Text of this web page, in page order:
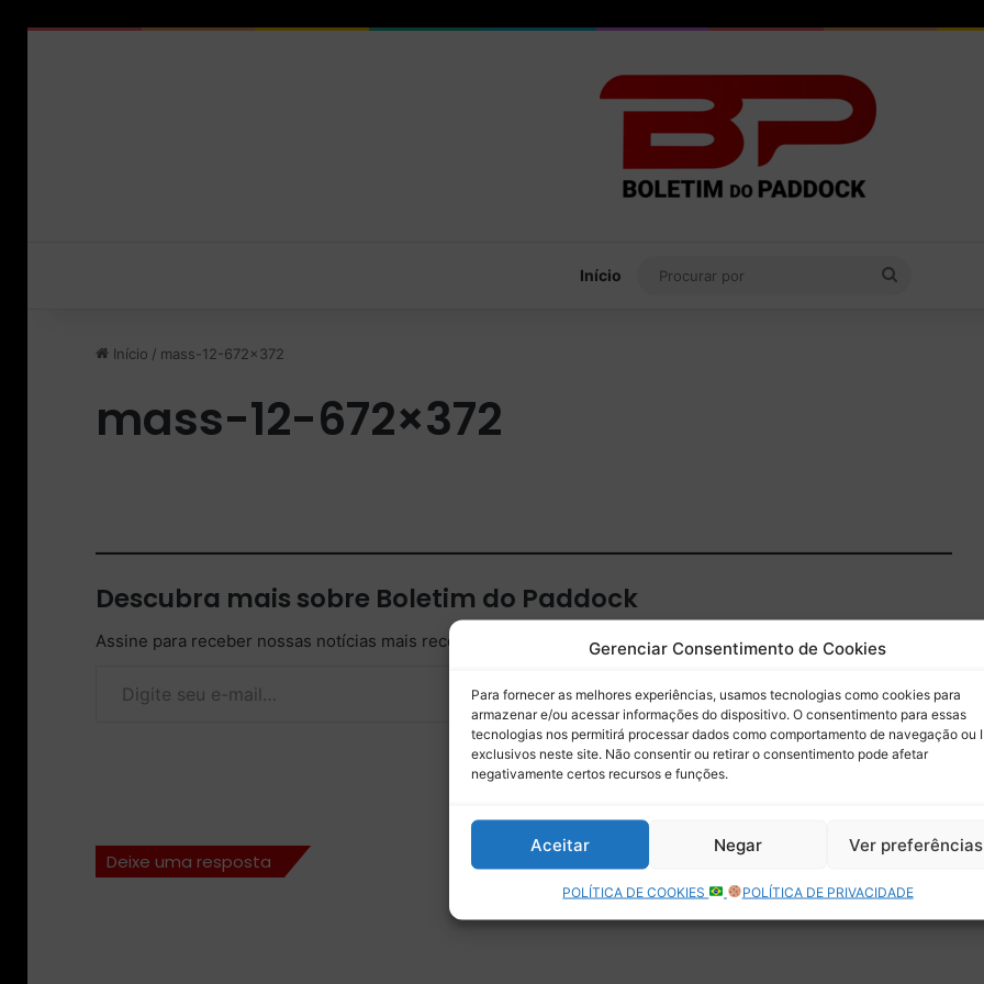
Gerenciar Consentimento de Cookies
Para fornecer as melhores experiências, usamos tecnologias como cookies para
armazenar e/ou acessar informações do dispositivo. O consentimento para essas
tecnologias nos permitirá processar dados como comportamento de navegação ou
exclusivos neste site. Não consentir ou retirar o consentimento pode afetar
negativamente certos recursos e funções.
Aceitar Negar Ver preferências
POLÍTICA DE COOKIES POLÍTICA DE PRIVACIDADE
Início
Início / mass-12-672×372
mass-12-672×372
Descubra mais sobre Boletim do Paddock
Assine para receber nossas notícias mais recentes por e-mail.
Assinar
Deixe uma resposta